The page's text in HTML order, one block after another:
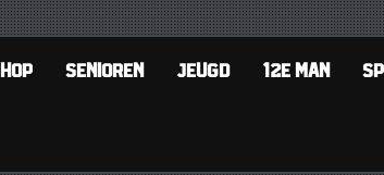
SENIOREN JEUGD 12E MAN